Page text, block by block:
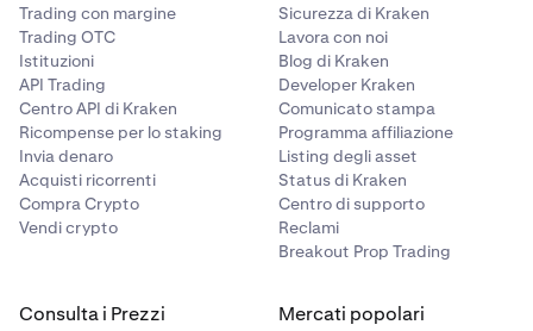
Trading con margine
Trading OTC
Istituzioni
API Trading
Centro API di Kraken
Ricompense per lo staking
Invia denaro
Acquisti ricorrenti
Compra Crypto
Vendi crypto
Sicurezza di Kraken
Lavora con noi
Blog di Kraken
Developer Kraken
Comunicato stampa
Programma affiliazione
Listing degli asset
Status di Kraken
Centro di supporto
Reclami
Breakout Prop Trading
Consulta i Prezzi Mercati popolari